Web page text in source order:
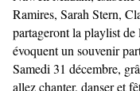
Ramires, Sarah Stern,
partageront la playlist de
évoquent un souvenir
Samedi 31 décembre,
allez chanter, danser et